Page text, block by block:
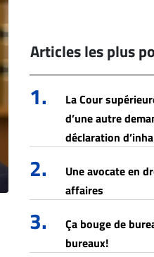
Articles les plus
1.
La Cour
d’une autre
déclaration
2.
Une avocate en
affaires
3.
Ça bouge de
bureaux!